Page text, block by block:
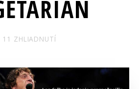
11 ZHLIADNUTÍ